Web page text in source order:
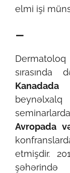
elmi işi
–
sırasında
Avropada
etmişdir.